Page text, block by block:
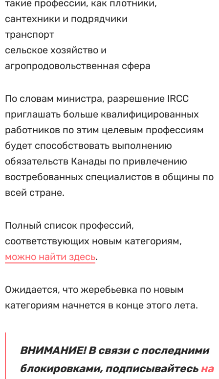
такие профессии, как плотники,
сантехники и подрядчики
транспорт
сельское хозяйство и
агропродовольственная сфера
По словам министра, разрешение IRCC
приглашать больше квалифицированных
работников по этим целевым профессиям
будет способствовать выполнению
обязательств Канады по привлечению
востребованных специалистов в общины по
всей стране.
Полный список профессий,
соответствующих новым категориям,
можно найти здесь.
Ожидается, что жеребьевка по новым
категориям начнется в конце этого лета.
ВНИМАНИЕ! В связи с последними
блокировками, подписывайтесьна